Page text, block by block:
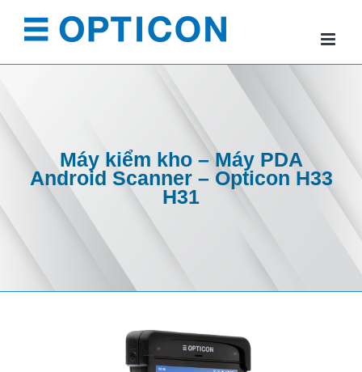
content
Máy kiểm kho – Máy PDA
Android Scanner – Opticon H33
H31